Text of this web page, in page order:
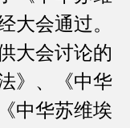
大会通过。
大会讨论的
》、《中华
中华苏维埃